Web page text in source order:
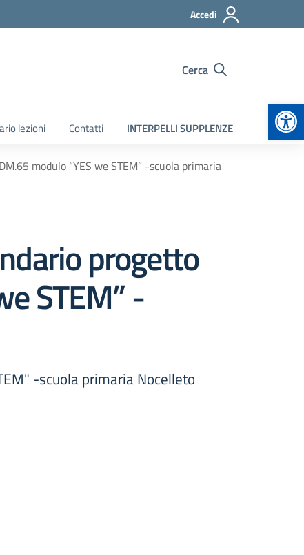
Accedi
Cerca
lezioni Contatti INTERPELLI SUPPLENZE
modulo “YES we STEM” -scuola primaria
progetto
STEM” -
-scuola primaria Nocelleto